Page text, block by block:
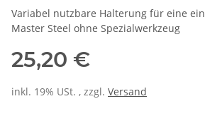
Variabel nutzbare Halterung für eine
Master Steel ohne Spezialwerkzeug
25,20 €
inkl. 19% USt. , zzgl. Versand